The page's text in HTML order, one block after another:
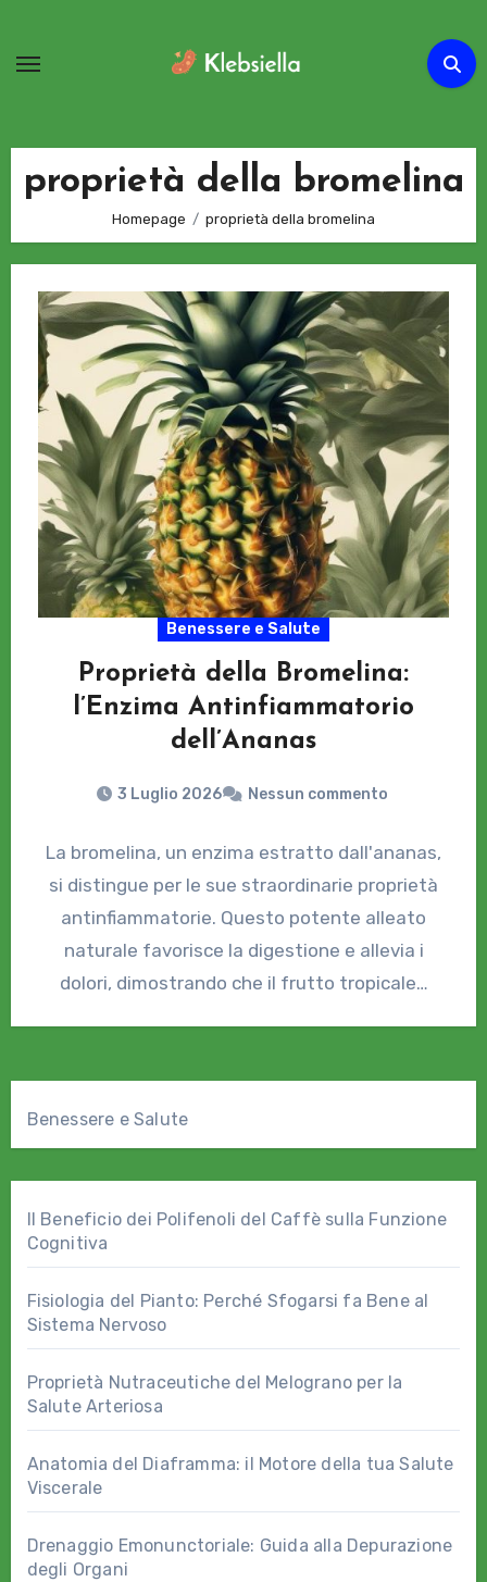
contenuto
proprietà della bromelina
Homepage proprietà della bromelina
Benessere e Salute
Proprietà della Bromelina:
l’Enzima Antinfiammatorio
dell’Ananas
3 Luglio 2026 Nessun commento
La bromelina, un enzima estratto dall'ananas,
si distingue per le sue straordinarie proprietà
antinfiammatorie. Questo potente alleato
naturale favorisce la digestione e allevia i
dolori, dimostrando che il frutto tropicale…
Benessere e Salute
Il Beneficio dei Polifenoli del Caffè sulla Funzione
Cognitiva
Fisiologia del Pianto: Perché Sfogarsi fa Bene al
Sistema Nervoso
Proprietà Nutraceutiche del Melograno per la
Salute Arteriosa
Anatomia del Diaframma: il Motore della tua Salute
Viscerale
Drenaggio Emonunctoriale: Guida alla Depurazione
degli Organi